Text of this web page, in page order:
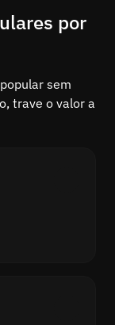
por
sem
trave o valor a